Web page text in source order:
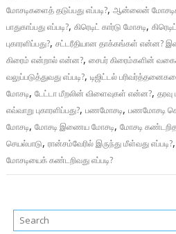
மோசடிகளைத் தடுப்பது எப்படி?,ஆன்லைன்
பாதுகாப்பது எப்படி?,கிரெடிட் கார்டு மோசடி,
புகாரளிப்பது?,சட்டரீதியான தாக்கங்கள் என்ன?
கிரைம் என்றால் என்ன?,சைபர் கிரைம்களின்
வலுப்படுத்துவது எப்படி?,டிஜிட்டல்
மோசடி,டேட்டா மீறலின் விளைவுகள் என்ன?,
எவ்வாறு புகாரளிப்பது?,பணமோசடி,பணமோசடி
மோசடி,மோசடி இணைய மோசடி,மோசடி
செயல்பாடு,ரான்சம்வேரில் இருந்து மீள்வது எப்படி?
மோசடியைக் கண்டறிவது எப்படி?